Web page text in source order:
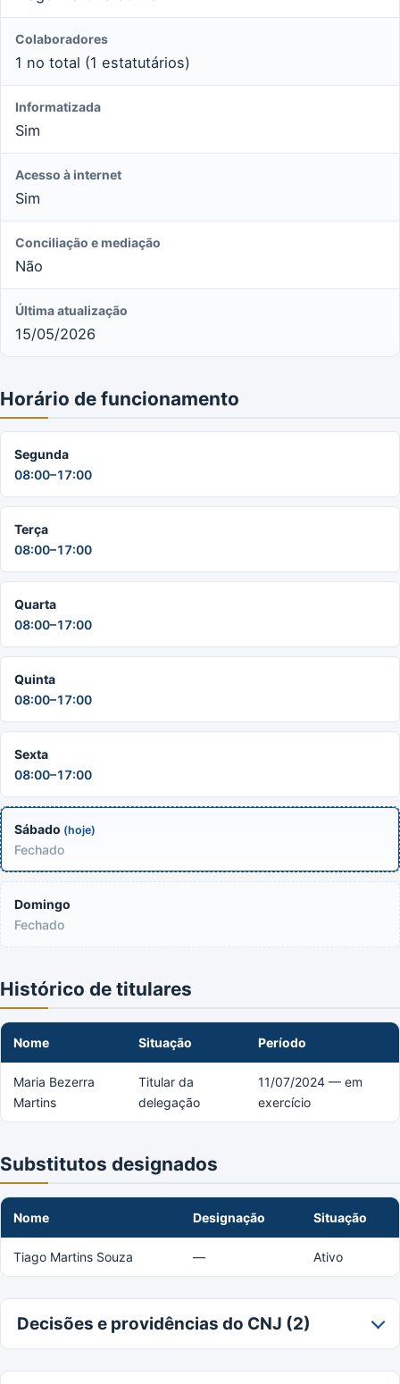
Colaboradores
1 no total (1 estatutários)
Informatizada
Sim
Acesso à internet
Sim
Conciliação e mediação
Não
Última atualização
15/05/2026
Horário de funcionamento
Segunda
08:00–17:00
Terça
08:00–17:00
Quarta
08:00–17:00
Quinta
08:00–17:00
Sexta
08:00–17:00
Sábado (hoje)
Fechado
Domingo
Fechado
Histórico de titulares
Nome Situação Período
Maria Bezerra
Martins
Titular da
delegação
11/07/2024 — em
exercício
Substitutos designados
Nome Designação Situação
Tiago Martins Souza — Ativo
Decisões e providências do CNJ (2)